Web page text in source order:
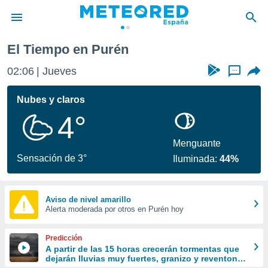
de
por
se
calidad.
a este
las
y
forma
digital
basada
El Tiempo en Purén
02:06 Jueves ...
Nubes y claros
4°
Sensación de 3°
Menguante
Iluminada:44%
Aviso de nivel amarillo
Alerta moderada por otros en Purén hoy
Predicción
A partir de las 15 horas crecerán tormentas que
dejarán lluvias muy fuertes, granizo y reventones